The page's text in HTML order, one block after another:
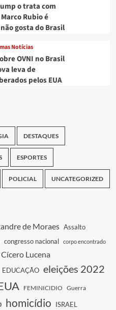
o trata com
Rubio é
gosta do Brasil
Notícias
OVNI no Brasil
leva de
pelos EUA
DESTAQUES
ESPORTES
POLICIAL UNCATEGORIZED
de Moraes Assalto
congresso nacional corpo encontrado
Cícero Lucena
EDUCAÇÃO eleições 2022
FEMINICIDIO Guerra
homicídio ISRAEL